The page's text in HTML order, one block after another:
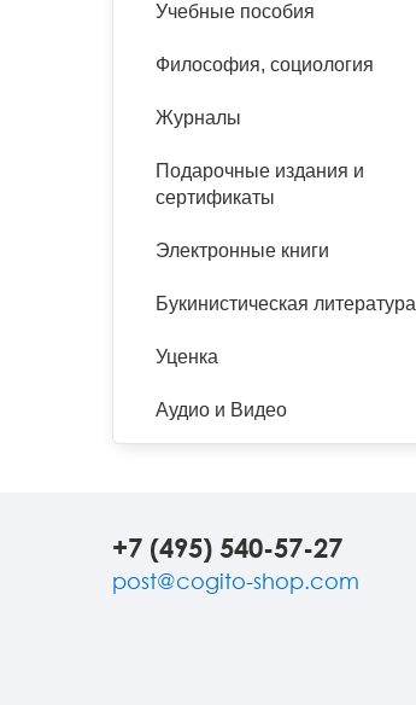
Учебные пособия
Философия, социология
Журналы
Подарочные издания и
сертификаты
Электронные книги
Букинистическая литература
Уценка
Аудио и Видео
+7 (495) 540-57-27
post@cogito-shop.com